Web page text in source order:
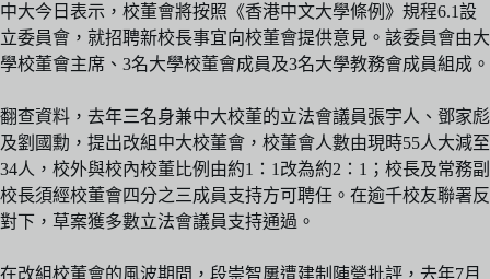
中大今日表示，校董會將按照《香港中文大學條例》規程6.1設
立委員會，就招聘新校長事宜向校董會提供意見。該委員會由大
學校董會主席、3名大學校董會成員及3名大學教務會成員組成。
翻查資料，去年三名身兼中大校董的立法會議員張宇人、鄧家彪
及劉國勳，提出改組中大校董會，校董會人數由現時55人大減至
34人，校外與校內校董比例由約1：1改為約2：1；校長及常務副
校長須經校董會四分之三成員支持方可聘任。在逾千校友聯署反
對下，草案獲多數立法會議員支持通過。
在改組校董會的風波期間，段崇智屢遭建制陣營批評，去年7月